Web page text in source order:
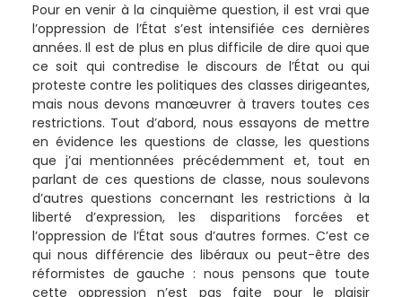
Pour en venir à la cinquième question, il est vrai que
l’oppression de l’État s’est intensifiée ces dernières
années. Il est de plus en plus difficile de dire quoi que
ce soit qui contredise le discours de l’État ou qui
proteste contre les politiques des classes dirigeantes,
mais nous devons manœuvrer à travers toutes ces
restrictions. Tout d’abord, nous essayons de mettre
en évidence les questions de classe, les questions
que j’ai mentionnées précédemment et, tout en
parlant de ces questions de classe, nous soulevons
d’autres questions concernant les restrictions à la
liberté d’expression, les disparitions forcées et
l’oppression de l’État sous d’autres formes. C’est ce
qui nous différencie des libéraux ou peut-être des
réformistes de gauche : nous pensons que toute
cette oppression n’est pas faite pour le plaisir